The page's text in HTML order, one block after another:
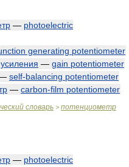
— photoelectric
generating potentiometer
— gain potentiometer
self-balancing potentiometer
— carbon-film potentiometer
словарь > потенциометр
— photoelectric